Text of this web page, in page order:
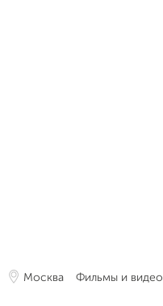
Москва Фильмы и видео